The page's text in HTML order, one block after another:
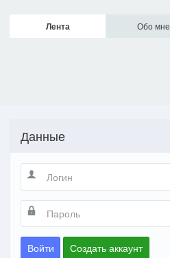
Лента Обо мне
Данные
Войти Создать аккаунт